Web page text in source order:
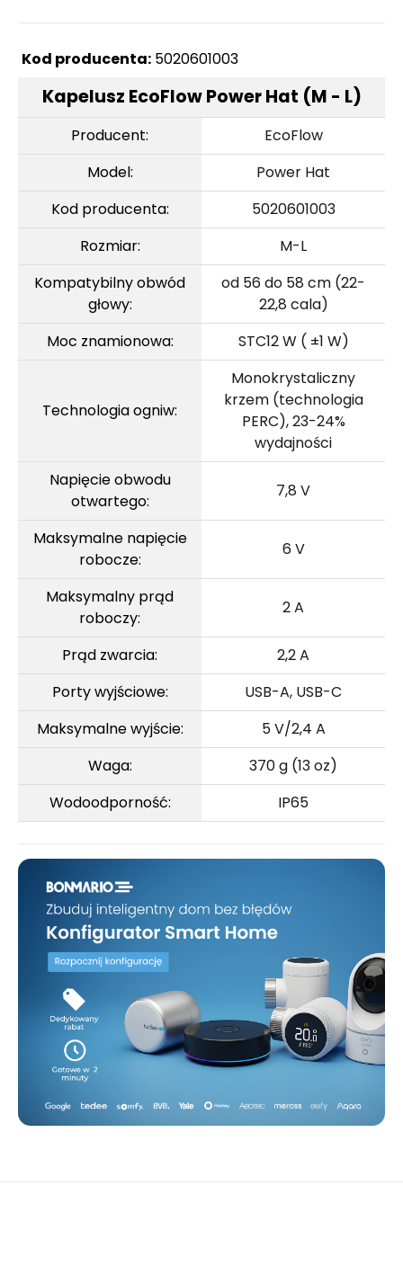
Kod producenta: 5020601003
Kapelusz EcoFlow Power Hat (M - L)
Producent:
EcoFlow
Model:
Power Hat
Kod producenta:
5020601003
Rozmiar:
M-L
Kompatybilny obwód
głowy:
od 56 do 58 cm (22-
22,8 cala)
Moc znamionowa:
STC12 W ( ±1 W)
Technologia ogniw:
Monokrystaliczny
krzem (technologia
PERC), 23-24%
wydajności
Napięcie obwodu
otwartego:
7,8 V
Maksymalne napięcie
robocze:
6 V
Maksymalny prąd
roboczy:
2 A
Prąd zwarcia:
2,2 A
Porty wyjściowe:
USB-A, USB-C
Maksymalne wyjście:
5 V/2,4 A
Waga:
370 g (13 oz)
Wodoodporność:
IP65